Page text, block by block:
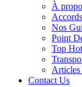
À
Nos
Point
Top
Articles
Contact Us